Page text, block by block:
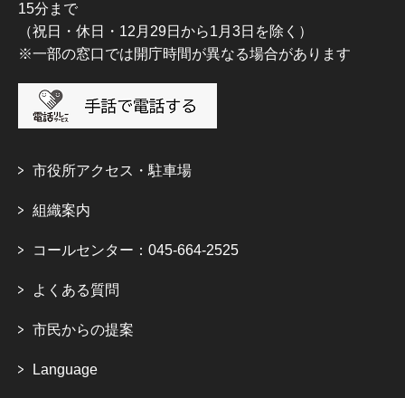
15分まで
（祝日・休日・12月29日から1月3日を除く）
※一部の窓口では開庁時間が異なる場合があります
市役所アクセス・駐車場
組織案内
コールセンター：045-664-2525
よくある質問
市民からの提案
Language